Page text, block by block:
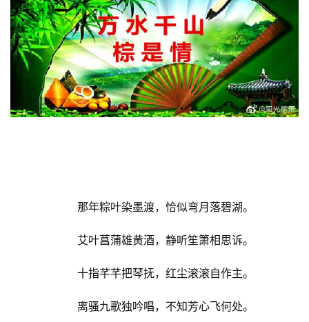
那年粽叶染墨渡，恰似弯月落碧湖。
艾叶菖蒲雄黄酒，静听笙箫相思诉。
十指芊芊把琴抚，红尘滚滚自作主。
离骚九歌独吟唱，不知芳心飞何处。